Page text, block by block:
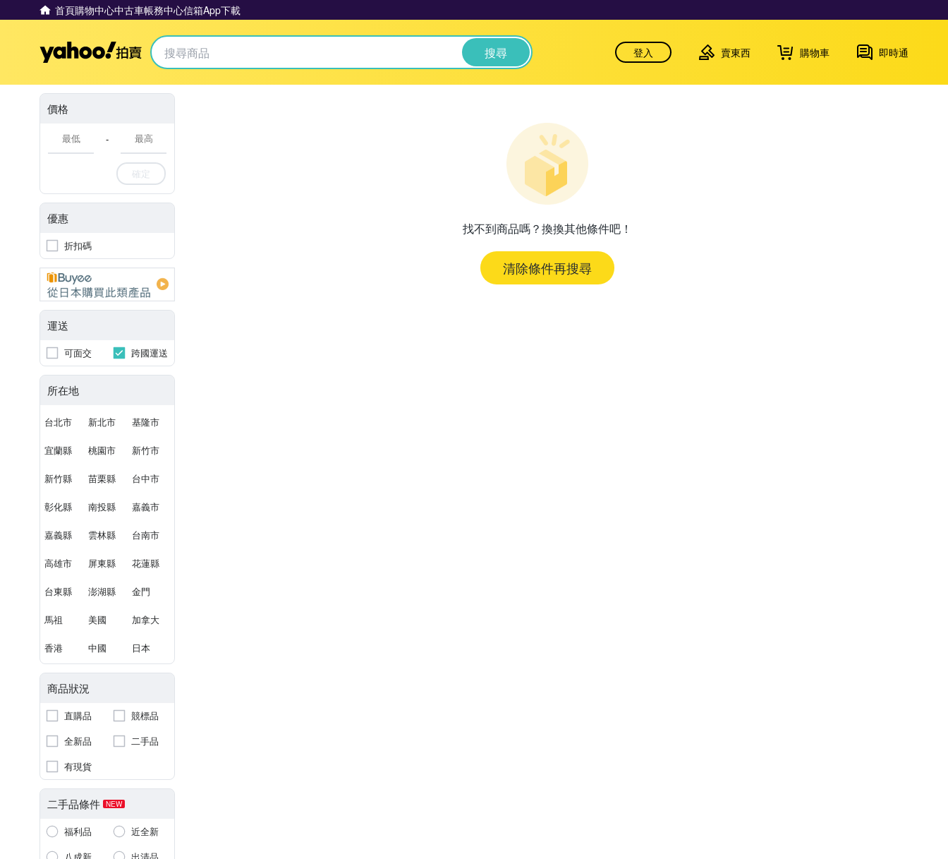
首頁購物中心中古車帳務中心信箱App下載
Yahoo拍賣 搜尋 登入 賣東西 購物車 即時通
價格
-
確定
優惠
折扣碼
運送
可面交 跨國運送
所在地
台北市 新北市 基隆市
宜蘭縣 桃園市 新竹市
新竹縣 苗栗縣 台中市
彰化縣 南投縣 嘉義市
嘉義縣 雲林縣 台南市
高雄市 屏東縣 花蓮縣
台東縣 澎湖縣 金門
馬祖 美國 加拿大
香港 中國 日本
商品狀況
直購品
競標品
全新品
二手品
有現貨
二手品條件 NEW
福利品
近全新
找不到商品嗎？換換其他條件吧！
清除條件再搜尋